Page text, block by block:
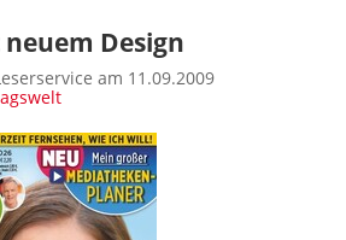
Design
am 11.09.2009